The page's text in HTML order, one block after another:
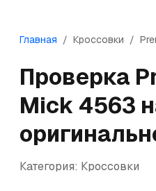
Главная / Кроссовки /
Проверка
Mick 4563
Категория: Кроссовки